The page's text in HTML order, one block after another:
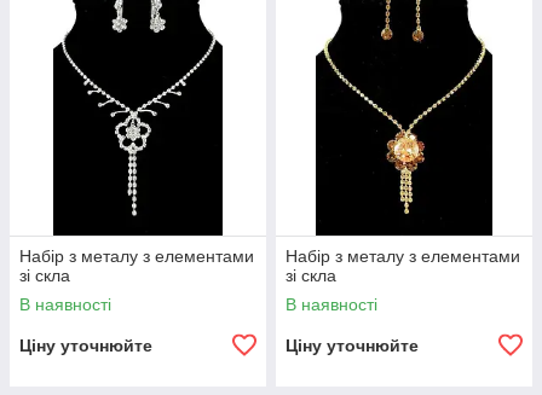
Набір з металу з елементами
зі скла
В наявності
Ціну уточнюйте
Набір з металу з елементами
зі скла
В наявності
Ціну уточнюйте